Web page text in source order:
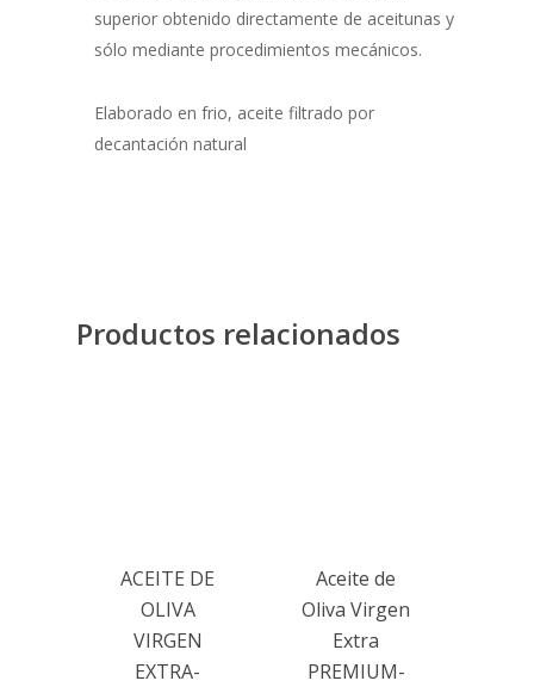
superior obtenido directamente de aceitunas y
sólo mediante procedimientos mecánicos.
Elaborado en frio, aceite filtrado por
decantación natural
Productos relacionados
ACEITE DE
OLIVA
VIRGEN
EXTRA-
Aceite de
Oliva Virgen
Extra
PREMIUM-